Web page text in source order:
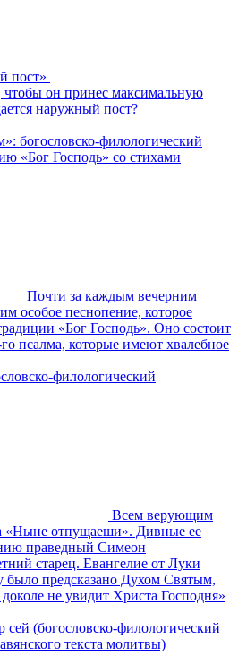
пост»
он принес максимальную
наружный пост?
богословско-филологический
«Бог Господь» со стихами
Почти за каждым вечерним
особое песнопение, которое
«Бог Господь». Оно состоит
псалма, которые имеют хвалебное
филологический
Всем верующим
«Ныне отпущаеши». Дивные ее
праведный Симеон
старец. Евангелие от Луки
было предсказано Духом Святым,
не увидит Христа Господня»
(богословско-филологический
текста молитвы)